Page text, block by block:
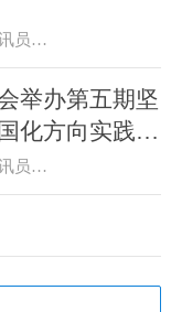
供稿：通讯员 景健美
举办第五期坚
化方向实践能
供稿：通讯员 王建春 摄影：史爱梅